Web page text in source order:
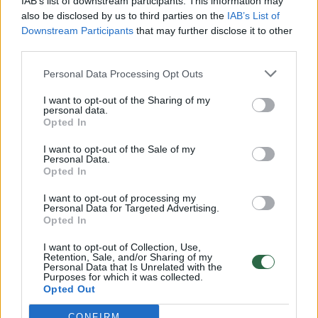
also be disclosed by us to third parties on the IAB’s List of
Downstream Participants that may further disclose it to other
Personal Data Processing Opt Outs
I want to opt-out of the Sharing of my
personal data.
Opted In
I want to opt-out of the Sale of my
Personal Data.
Opted In
I want to opt-out of processing my
Personal Data for Targeted Advertising.
Opted In
I want to opt-out of Collection, Use,
Retention, Sale, and/or Sharing of my
Personal Data that Is Unrelated with the
Purposes for which it was collected.
Opted Out
vaikus: jiems kilusi grėsmė
Žinios | Lietuvos diena
00:00:30
Vaizdai iš tragiškos avarijos Vilniaus r.: dviejų moterų ir
vaiko gyvybių išgelbėti nepavyko
Žinios | Lietuvos diena
Nufilmavo, kaip patvino Vilniaus Vakarinis aplinkkelis:
Žinios | Lietuvos diena
00:02:01
„Pagarba pirmajai premjerei“: pasidalijo jautriais
prisiminimais apie Kazimierą Prunskienę